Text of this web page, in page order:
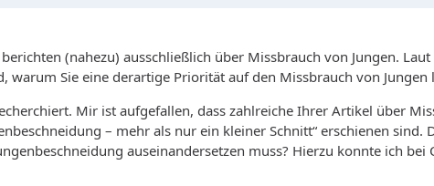
berichten (nahezu) ausschließlich über Missbrauch von Jungen.
warum Sie eine derartige Priorität auf den Missbrauch von Jungen
Mir ist aufgefallen, dass zahlreiche Ihrer Artikel über
– mehr als nur ein kleiner Schnitt“ erschienen
auseinandersetzen muss? Hierzu konnte ich bei